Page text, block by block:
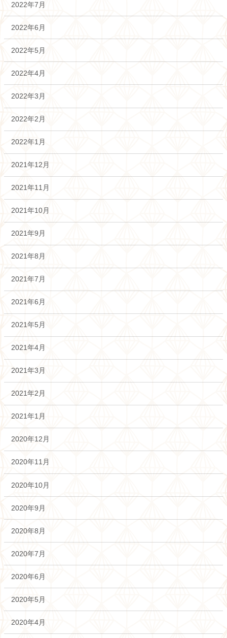
2022年7月
2022年6月
2022年5月
2022年4月
2022年3月
2022年2月
2022年1月
2021年12月
2021年11月
2021年10月
2021年9月
2021年8月
2021年7月
2021年6月
2021年5月
2021年4月
2021年3月
2021年2月
2021年1月
2020年12月
2020年11月
2020年10月
2020年9月
2020年8月
2020年7月
2020年6月
2020年5月
2020年4月